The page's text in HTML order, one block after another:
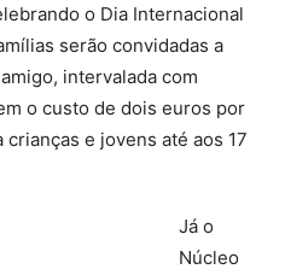
o Dia Internacional
serão convidadas a
intervalada com
o custo de dois euros por
e jovens até aos 17
Já o
Núcleo